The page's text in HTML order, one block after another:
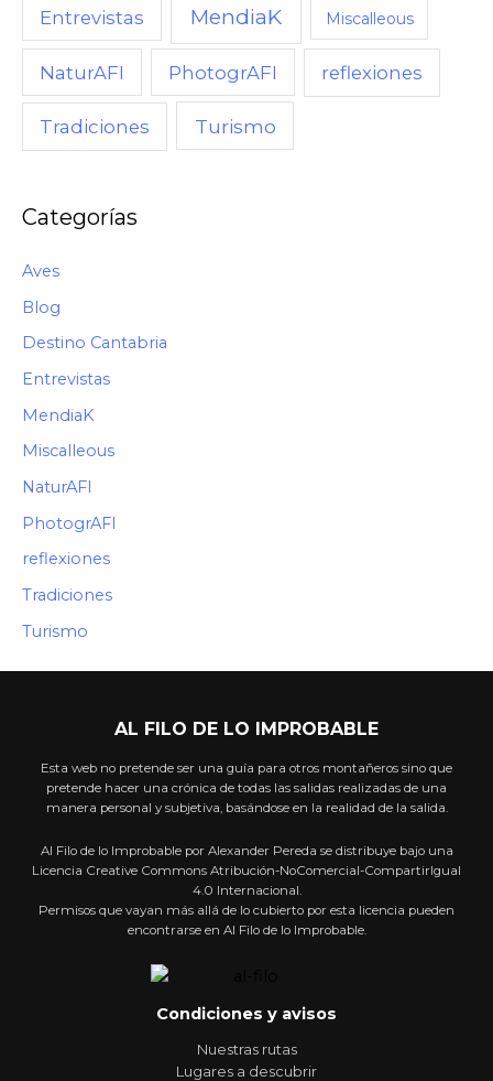
Entrevistas MendiaK Miscalleous
NaturAFI PhotogrAFI reflexiones
Tradiciones Turismo
Categorías
Aves
Blog
Destino Cantabria
Entrevistas
MendiaK
Miscalleous
NaturAFI
PhotogrAFI
reflexiones
Tradiciones
Turismo
AL FILO DE LO IMPROBABLE
Esta web no pretende ser una guía para otros montañeros sino que
pretende hacer una crónica de todas las salidas realizadas de una
manera personal y subjetiva, basándose en la realidad de la salida.
Al Filo de lo Improbable por Alexander Pereda se distribuye bajo una
Licencia Creative Commons Atribución-NoComercial-CompartirIgual
4.0 Internacional.
Permisos que vayan más allá de lo cubierto por esta licencia pueden
encontrarse en Al Filo de lo Improbable.
Condiciones y avisos
Nuestras rutas
Lugares a descubrir